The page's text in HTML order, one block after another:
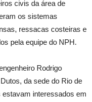
civis da área de
os sistemas
ressacas costeiras e
pela equipe do NPH.
Rodrigo
da sede do Rio de
interessados em